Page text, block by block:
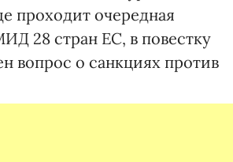
проходит очередная
28 стран ЕС, в повестку
вопрос о санкциях против